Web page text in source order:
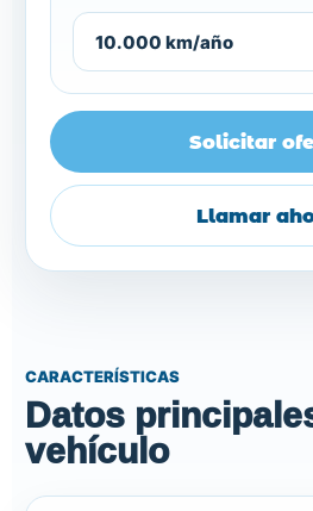
Solicitar
Llamar
CARACTERÍSTICAS
Datos
vehículo